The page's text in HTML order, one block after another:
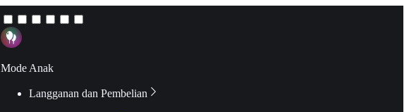
Mode Anak
Langganan dan Pembelian